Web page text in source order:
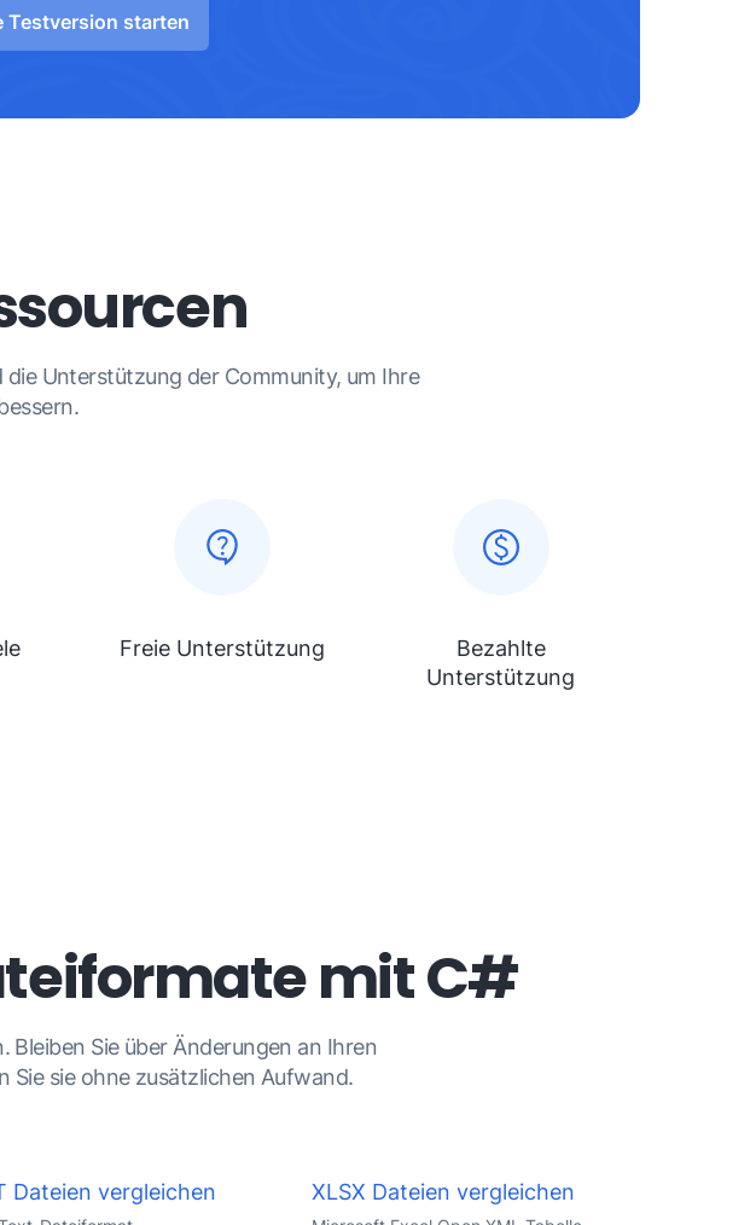
Testversion starten
Unterstützung der Community, um Ihre
Freie Unterstützung
Bezahlte
Unterstützung
mit C#
Sie über Änderungen an Ihren
Sie sie ohne zusätzlichen Aufwand.
Dateien vergleichen XLSX Dateien vergleichen